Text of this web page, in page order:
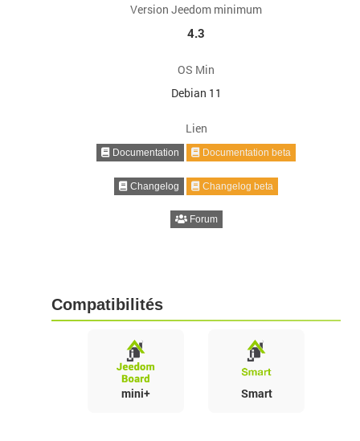
Version Jeedom minimum
4.3
OS Min
Debian 11
Lien
Documentation Documentation beta
Changelog Changelog beta
Forum
Compatibilités
mini+ Smart